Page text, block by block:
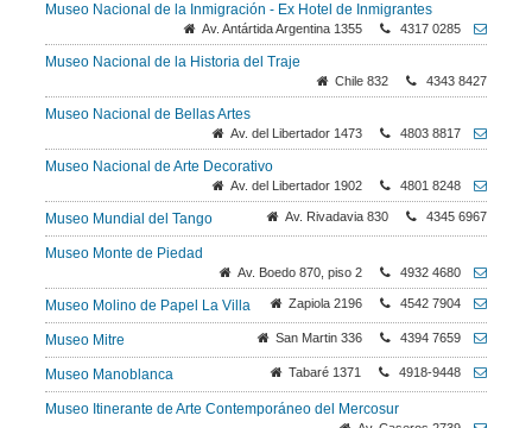
Museo Nacional de la Inmigración - Ex Hotel de Inmigrantes
Av. Antártida Argentina 1355 4317 0285
Museo Nacional de la Historia del Traje
Chile 832 4343 8427
Museo Nacional de Bellas Artes
Av. del Libertador 1473 4803 8817
Museo Nacional de Arte Decorativo
Av. del Libertador 1902 4801 8248
Museo Mundial del Tango Av. Rivadavia 830 4345 6967
Museo Monte de Piedad
Av. Boedo 870, piso 2 4932 4680
Museo Molino de Papel La Villa Zapiola 2196 4542 7904
Museo Mitre San Martin 336 4394 7659
Museo Manoblanca Tabaré 1371 4918-9448
Museo Itinerante de Arte Contemporáneo del Mercosur